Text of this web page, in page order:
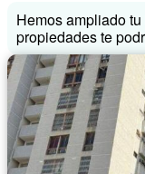
Hemos ampliado
propiedades te